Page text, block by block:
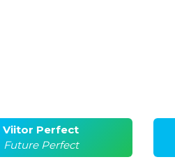
Viitor Perfect
Future Perfect